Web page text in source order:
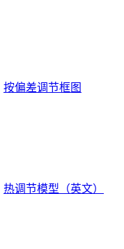
按偏差调节框图
热调节模型（英文）